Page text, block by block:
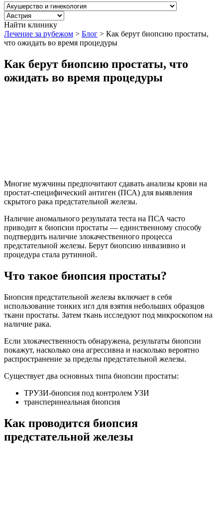
Найти клинику
Лечение за рубежом > Блог > Как берут биопсию простаты,
что ожидать во время процедуры
Как берут биопсию простаты, что
ожидать во время процедуры
Многие мужчины предпочитают сдавать анализы крови на
простат-специфический антиген (ПСА) для выявления
скрытого рака предстательной железы.
Наличие аномального результата теста на ПСА часто
приводит к биопсии простаты — единственному способу
подтвердить наличие злокачественного процесса
предстательной железы. Берут биопсию инвазивно и
процедура стала рутинной.
Что такое биопсия простаты?
Биопсия предстательной железы включает в себя
использование тонких игл для взятия небольших образцов
ткани простаты. Затем ткань исследуют под микроскопом на
наличие рака.
Если злокачественность обнаружена, результаты биопсии
покажут, насколько она агрессивна и насколько вероятно
распространение за пределы предстательной железы.
Существует два основных типа биопсии простаты:
ТРУЗИ-биопсия под контролем УЗИ
трансперинеальная биопсия
Как проводится биопсия
предстательной железы